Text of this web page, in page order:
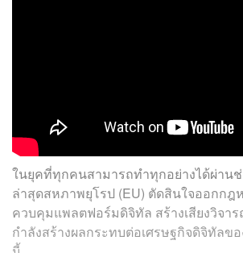
ในยุคที่ทุกคนสามารถทำทุกอย่างได้ผ่าน
ล่าสุดสหภาพยุโรป (EU) ตัดสินใจออกกฎ
ควบคุมแพลตฟอร์มดิจิทัล สร้างเสียงวิจา
กำลังสร้างผลกระทบต่อเศรษฐกิจดิจิทัลข